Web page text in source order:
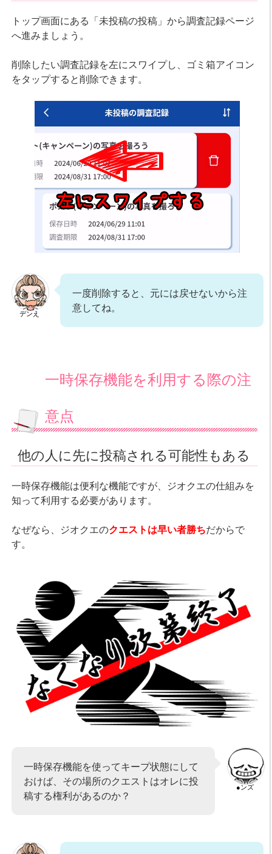
トップ画面にある「未投稿の投稿」から調査記録ページ
へ進みましょう。
削除したい調査記録を左にスワイプし、ゴミ箱アイコン
をタップすると削除できます。
デンえ
一度削除すると、元には戻せないから注
意してね。
一時保存機能を利用する際の注
意点
他の人に先に投稿される可能性もある
一時保存機能は便利な機能ですが、ジオクエの仕組みを
知って利用する必要があります。
なぜなら、ジオクエのクエストは早い者勝ちだからで
す。
●ンズ
一時保存機能を使ってキープ状態にして
おけば、その場所のクエストはオレに投
稿する権利があるのか？